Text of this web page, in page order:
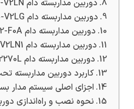
دوربین مداربسته دام WV-S25700-V2LN
دوربین مداربسته دام WV-S25700-V2LG
دوربین مداربسته دام NIN-70122-F0A
دوربین مداربسته دام WV-S25700-V2LN1
دوربین مداربسته دام WV-S2270L
کاربرد دوربین مداربسته
اجزای اصلی سیستم مدار
نحوه نصب و راه‌اندازی